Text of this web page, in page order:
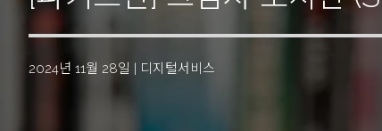
2024년 11월 28일 | 디지털서비스